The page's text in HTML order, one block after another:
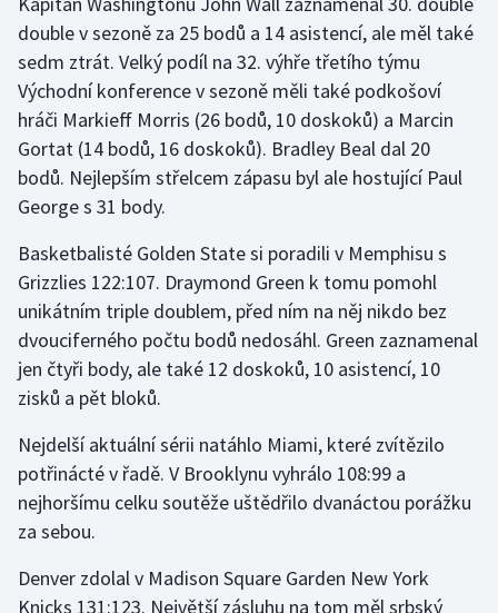
Moderní pětiboj
Motorsport
Olympijské hry
Parasport
Plavání
Plážový volejbal
Ragby
Rychlobruslení
Rychlostní kanoistika
Short track
Sportovní střelba
double v sezoně za 25 bodů a 14 asistencí, ale měl také
sedm ztrát. Velký podíl na 32. výhře třetího týmu
Východní konference v sezoně měli také podkošoví
hráči Markieff Morris (26 bodů, 10 doskoků) a Marcin
Gortat (14 bodů, 16 doskoků). Bradley Beal dal 20
bodů. Nejlepším střelcem zápasu byl ale hostující Paul
George s 31 body.
Basketbalisté Golden State si poradili v Memphisu s
Grizzlies 122:107. Draymond Green k tomu pomohl
unikátním triple doublem, před ním na něj nikdo bez
dvouciferného počtu bodů nedosáhl. Green zaznamenal
jen čtyři body, ale také 12 doskoků, 10 asistencí, 10
zisků a pět bloků.
Nejdelší aktuální sérii natáhlo Miami, které zvítězilo
potřinácté v řadě. V Brooklynu vyhrálo 108:99 a
nejhoršímu celku soutěže uštědřilo dvanáctou porážku
za sebou.
Denver zdolal v Madison Square Garden New York
Knicks 131:123. Největší zásluhu na tom měl srbský